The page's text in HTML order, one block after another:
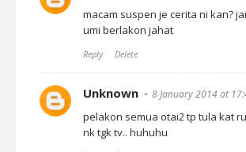
macam suspen je cerita ni kan?
umi berlakon jahat
Reply Delete
Unknown 8 January 2014 at
pelakon semua otai2 tp tula kat
nk tgk tv.. huhuhu